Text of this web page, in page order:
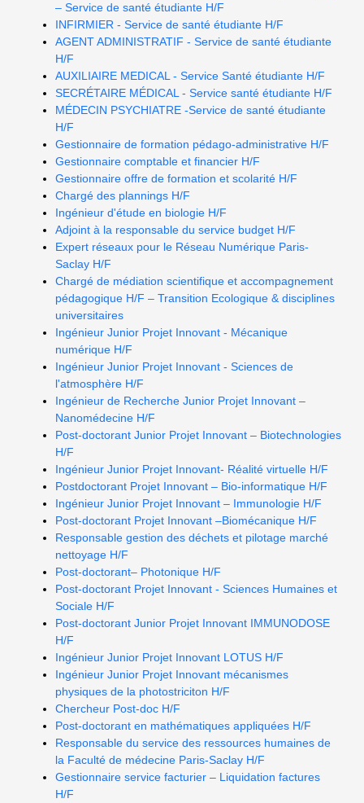
– Service de santé étudiante H/F
INFIRMIER - Service de santé étudiante H/F
AGENT ADMINISTRATIF - Service de santé étudiante
H/F
AUXILIAIRE MEDICAL - Service Santé étudiante H/F
SECRÉTAIRE MÉDICAL - Service santé étudiante H/F
MÉDECIN PSYCHIATRE -Service de santé étudiante
H/F
Gestionnaire de formation pédago-administrative H/F
Gestionnaire comptable et financier H/F
Gestionnaire offre de formation et scolarité H/F
Chargé des plannings H/F
Ingénieur d'étude en biologie H/F
Adjoint à la responsable du service budget H/F
Expert réseaux pour le Réseau Numérique Paris-
Saclay H/F
Chargé de médiation scientifique et accompagnement
pédagogique H/F – Transition Ecologique & disciplines
universitaires
Ingénieur Junior Projet Innovant - Mécanique
numérique H/F
Ingénieur Junior Projet Innovant - Sciences de
l'atmosphère H/F
Ingénieur de Recherche Junior Projet Innovant –
Nanomédecine H/F
Post-doctorant Junior Projet Innovant – Biotechnologies
H/F
Ingénieur Junior Projet Innovant- Réalité virtuelle H/F
Postdoctorant Projet Innovant – Bio-informatique H/F
Ingénieur Junior Projet Innovant – Immunologie H/F
Post-doctorant Projet Innovant –Biomécanique H/F
Responsable gestion des déchets et pilotage marché
nettoyage H/F
Post-doctorant– Photonique H/F
Post-doctorant Projet Innovant - Sciences Humaines et
Sociale H/F
Post-doctorant Junior Projet Innovant IMMUNODOSE
H/F
Ingénieur Junior Projet Innovant LOTUS H/F
Ingénieur Junior Projet Innovant mécanismes
physiques de la photostriciton H/F
Chercheur Post-doc H/F
Post-doctorant en mathématiques appliquées H/F
Responsable du service des ressources humaines de
la Faculté de médecine Paris-Saclay H/F
Gestionnaire service facturier – Liquidation factures
H/F